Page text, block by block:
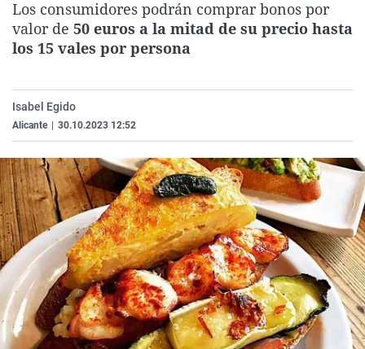
La rosa de los vientos
Gente viajera
Caso
Retornados
Extremadura
Galicia
Virales
Televisión
Los consumidores podrán comprar bonos por
valor de 50 euros a la mitad de su precio hasta
los 15 vales por persona
Isabel Egido
Alicante 30.10.2023 12:52